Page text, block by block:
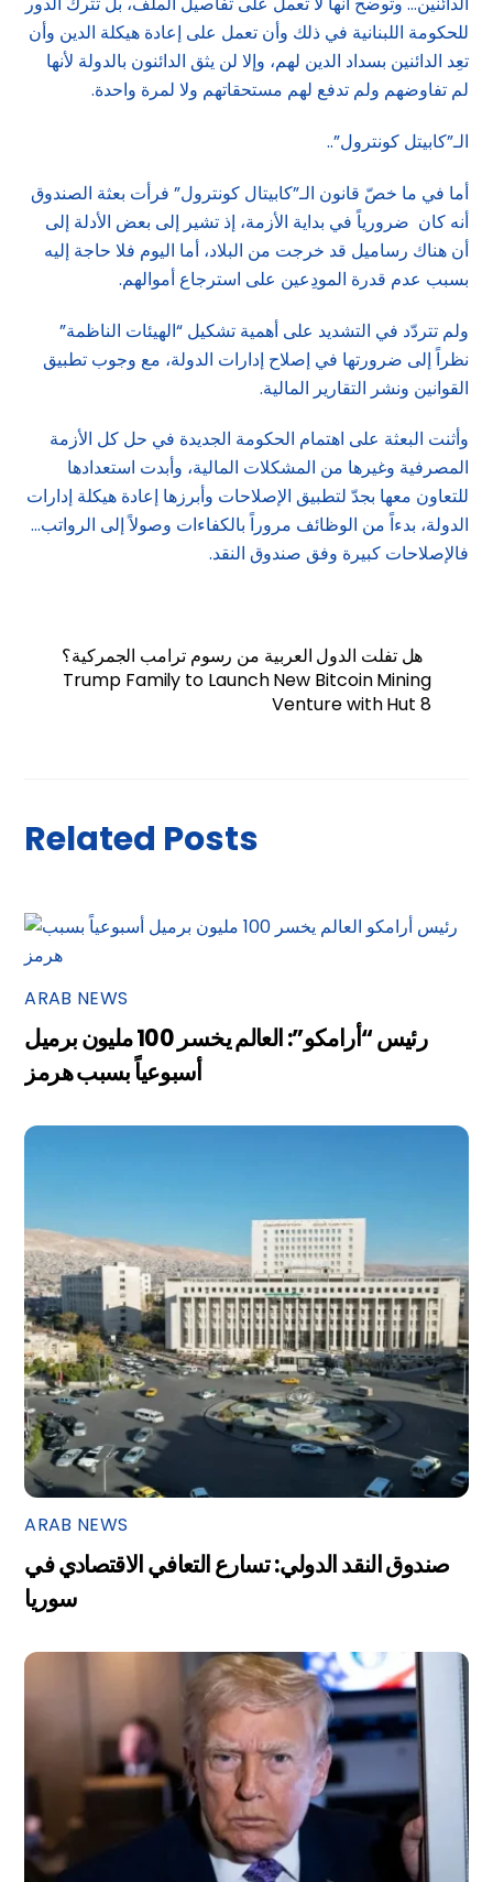
للحكومة اللبنانية في ذلك وأن تعمل على إعادة هيكلة الدين وأن
تعِد الدائنين بسداد الدين لهم، وإلا لن يثق الدائنون بالدولة لأنها
لم تفاوضهم ولم تدفع لهم مستحقاتهم ولا لمرة واحدة.
الـ”كابيتل كونترول”..
أما في ما خصّ قانون الـ”كابيتال كونترول” فرأت بعثة الصندوق
أنه كان ضرورياً في بداية الأزمة، إذ تشير إلى بعض الأدلة إلى
أن هناك رساميل قد خرجت من البلاد، أما اليوم فلا حاجة إليه
بسبب عدم قدرة المودِعين على استرجاع أموالهم.
ولم تتردّد في التشديد على أهمية تشكيل “الهيئات الناظمة”
نظراً إلى ضرورتها في إصلاح إدارات الدولة، مع وجوب تطبيق
القوانين ونشر التقارير المالية.
وأثنت البعثة على اهتمام الحكومة الجديدة في حل كل الأزمة
المصرفية وغيرها من المشكلات المالية، وأبدت استعدادها
للتعاون معها بجدّ لتطبيق الإصلاحات وأبرزها إعادة هيكلة إدارات
الدولة، بدءاً من الوظائف مروراً بالكفاءات وصولاً إلى الرواتب…
فالإصلاحات كبيرة وفق صندوق النقد.
هل تفلت الدول العربية من رسوم ترامب الجمركية؟
Trump Family to Launch New Bitcoin Mining
Venture with Hut 8
Related Posts
ARAB NEWS
رئيس “أرامكو”: العالم يخسر 100 مليون برميل
أسبوعياً بسبب هرمز
ARAB NEWS
صندوق النقد الدولي: تسارع التعافي الاقتصادي في
سوريا